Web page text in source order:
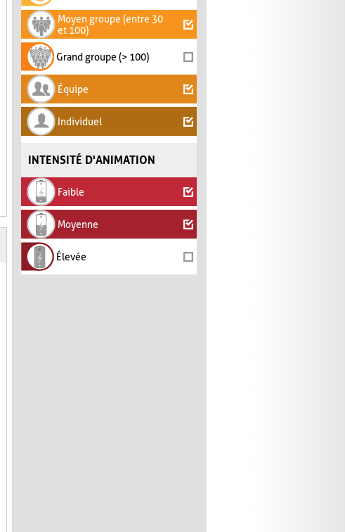
Moyen groupe (entre 30
et 100)
Grand groupe (> 100)
Équipe
Individuel
INTENSITÉ D'ANIMATION
Faible
Moyenne
Élevée